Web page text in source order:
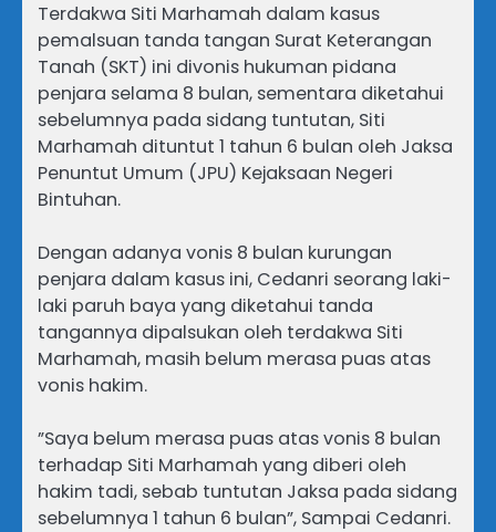
‎Terdakwa Siti Marhamah dalam kasus
pemalsuan tanda tangan Surat Keterangan
Tanah (SKT) ini divonis hukuman pidana
penjara selama 8 bulan, sementara diketahui
sebelumnya pada sidang tuntutan, Siti
Marhamah dituntut 1 tahun 6 bulan oleh Jaksa
Penuntut Umum (JPU) Kejaksaan Negeri
Bintuhan.
‎Dengan adanya vonis 8 bulan kurungan
penjara dalam kasus ini, Cedanri seorang laki-
laki paruh baya yang diketahui tanda
tangannya dipalsukan oleh terdakwa Siti
Marhamah, masih belum merasa puas atas
vonis hakim.
‎”Saya belum merasa puas atas vonis 8 bulan
terhadap Siti Marhamah yang diberi oleh
hakim tadi, sebab tuntutan Jaksa pada sidang
sebelumnya 1 tahun 6 bulan”, Sampai Cedanri.